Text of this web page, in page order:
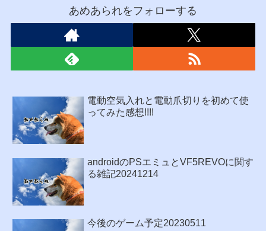
あめあられをフォローする
電動空気入れと電動爪切りを初めて使
ってみた感想!!!!
androidのPSエミュとVF5REVOに関す
る雑記20241214
今後のゲーム予定20230511